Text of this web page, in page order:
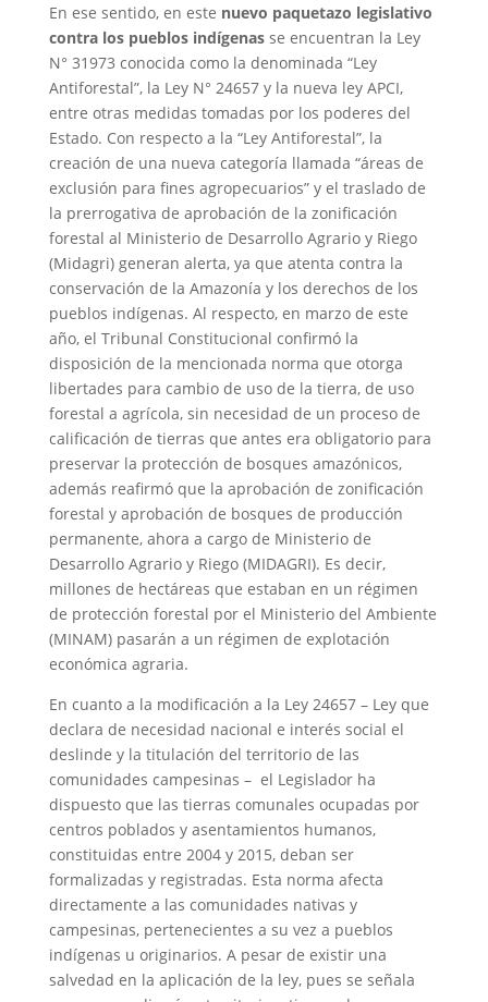
En ese sentido, en este nuevo paquetazo legislativo
contra los pueblos indígenas se encuentran la Ley
N° 31973 conocida como la denominada “Ley
Antiforestal”, la Ley N° 24657 y la nueva ley APCI,
entre otras medidas tomadas por los poderes del
Estado. Con respecto a la “Ley Antiforestal”, la
creación de una nueva categoría llamada “áreas de
exclusión para fines agropecuarios” y el traslado de
la prerrogativa de aprobación de la zonificación
forestal al Ministerio de Desarrollo Agrario y Riego
(Midagri) generan alerta, ya que atenta contra la
conservación de la Amazonía y los derechos de los
pueblos indígenas. Al respecto, en marzo de este
año, el Tribunal Constitucional confirmó la
disposición de la mencionada norma que otorga
libertades para cambio de uso de la tierra, de uso
forestal a agrícola, sin necesidad de un proceso de
calificación de tierras que antes era obligatorio para
preservar la protección de bosques amazónicos,
además reafirmó que la aprobación de zonificación
forestal y aprobación de bosques de producción
permanente, ahora a cargo de Ministerio de
Desarrollo Agrario y Riego (MIDAGRI). Es decir,
millones de hectáreas que estaban en un régimen
de protección forestal por el Ministerio del Ambiente
(MINAM) pasarán a un régimen de explotación
económica agraria.
En cuanto a la modificación a la Ley 24657 – Ley que
declara de necesidad nacional e interés social el
deslinde y la titulación del territorio de las
comunidades campesinas – el Legislador ha
dispuesto que las tierras comunales ocupadas por
centros poblados y asentamientos humanos,
constituidas entre 2004 y 2015, deban ser
formalizadas y registradas. Esta norma afecta
directamente a las comunidades nativas y
campesinas, pertenecientes a su vez a pueblos
indígenas u originarios. A pesar de existir una
salvedad en la aplicación de la ley, pues se señala